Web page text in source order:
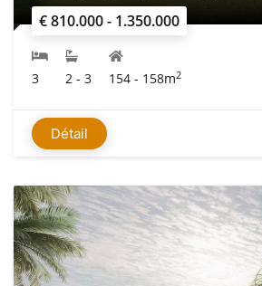
€ 810.000 - 1.350.000
3 2 - 3 154 - 158m2
Détail